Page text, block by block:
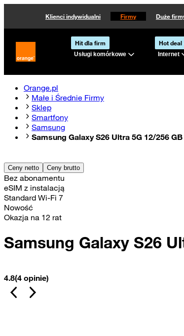
Klienci indywidualni Firmy Duże
Strona główna Orange.pl
Hit dla firm
Usługi komórkowe
Hot deal
Internet
Orange.pl
Małe i Średnie Firmy
Sklep
Smartfony
Samsung
Samsung Galaxy S26 Ultra 5G 12/256 GB
Ceny netto Ceny brutto
Bez abonamentu
eSIM z instalacją
Standard Wi-Fi 7
Nowość
Okazja na 12 rat
Samsung Galaxy S26
4.8(4 opinie)